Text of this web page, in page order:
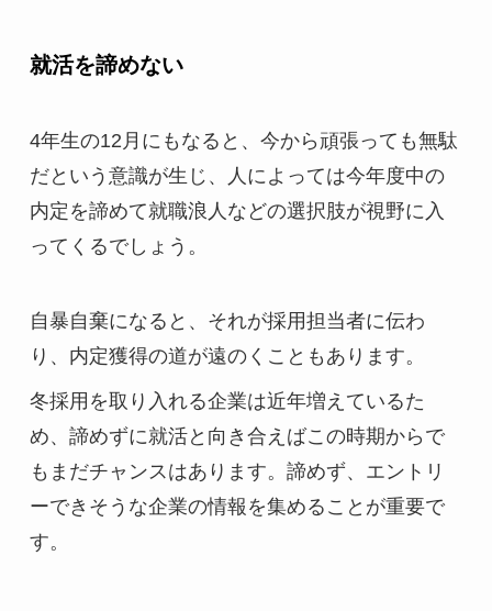
就活を諦めない
4年生の12月にもなると、今から頑張っても無駄
だという意識が生じ、人によっては今年度中の
内定を諦めて就職浪人などの選択肢が視野に入
ってくるでしょう。
自暴自棄になると、それが採用担当者に伝わ
り、内定獲得の道が遠のくこともあります。
冬採用を取り入れる企業は近年増えているた
め、諦めずに就活と向き合えばこの時期からで
もまだチャンスはあります。諦めず、エントリ
ーできそうな企業の情報を集めることが重要で
す。